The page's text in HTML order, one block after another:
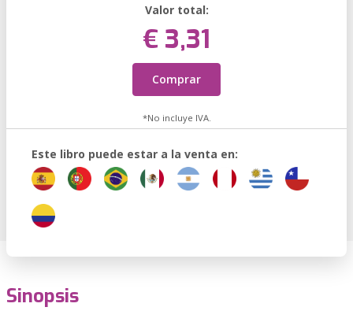
Valor total:
€ 3,31
Comprar
*No incluye IVA.
Este libro puede estar a la venta en:
Sinopsis